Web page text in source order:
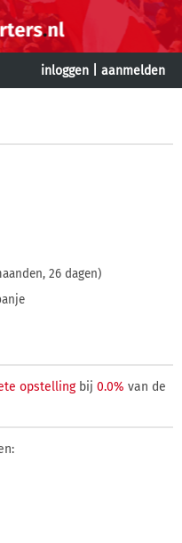
inloggen aanmelden
26 dagen)
opstellingbij 0.0% van de